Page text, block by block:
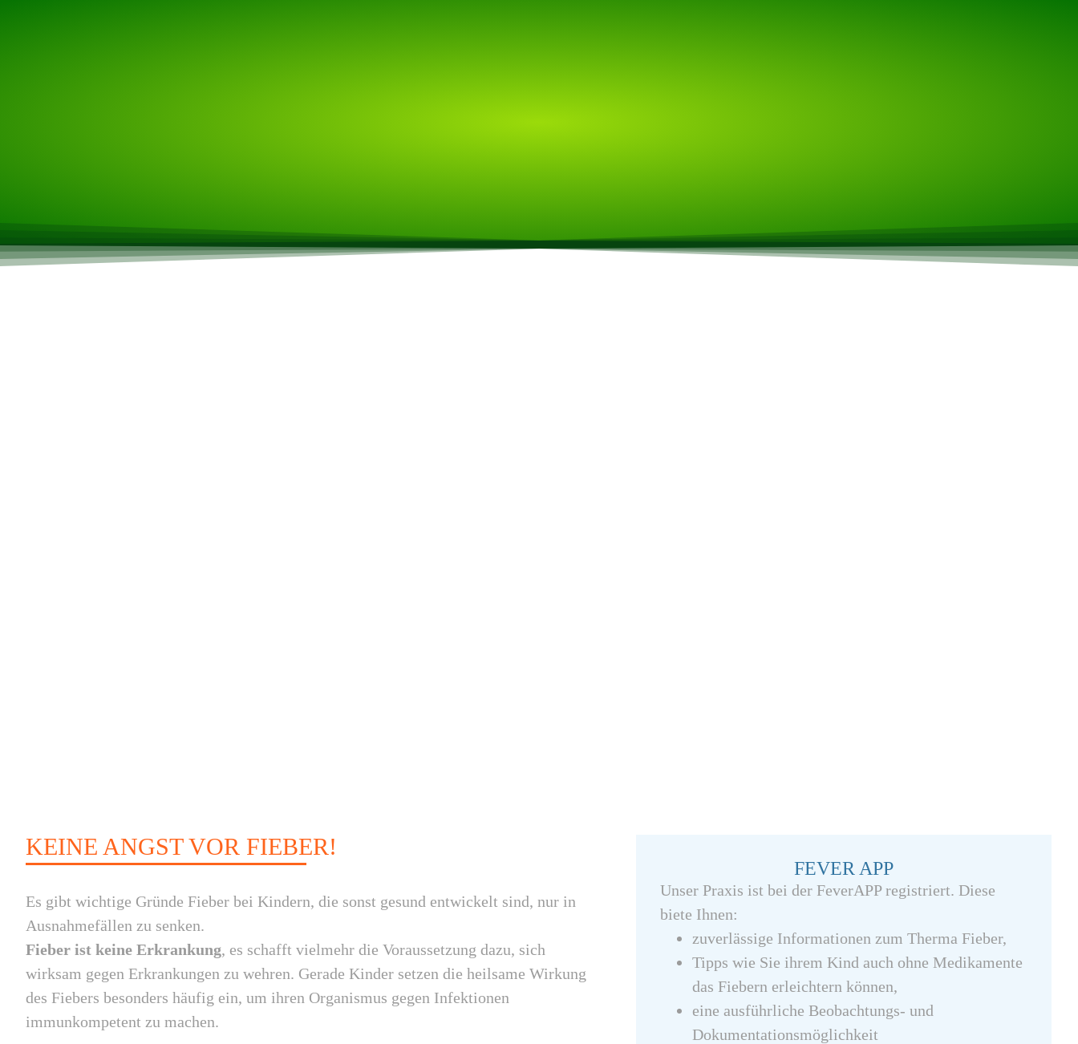
KEINE ANGST VOR FIEBER!
Es gibt wichtige Gründe Fieber bei Kindern, die sonst gesund entwickelt sind, nur in
Ausnahmefällen zu senken.
Fieber ist keine Erkrankung, es schafft vielmehr die Voraussetzung dazu, sich
wirksam gegen Erkrankungen zu wehren. Gerade Kinder setzen die heilsame Wirkung
des Fiebers besonders häufig ein, um ihren Organismus gegen Infektionen
immunkompetent zu machen.
FEVER APP
Unser Praxis ist bei der FeverAPP registriert. Diese
biete Ihnen:
zuverlässige Informationen zum Therma Fieber,
Tipps wie Sie ihrem Kind auch ohne Medikamente
das Fiebern erleichtern können,
eine ausführliche Beobachtungs- und
Dokumentationsmöglichkeit